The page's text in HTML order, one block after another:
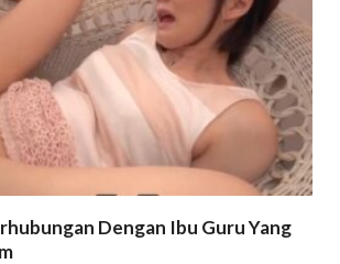
Dengan Ibu Guru Yang